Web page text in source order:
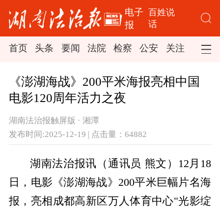
电子
报
百姓说
话
首页 头条 要闻 法院 检察 公安 关注 司法
《澎湖海战》200平米海报亮相中国
电影120周年活力之夜
湖南法治报触屏版 · 湘潭
发布时间:2025-12-19 | 点击量：64882
湖南法治报讯（通讯员 熊文）12月18
日，电影《澎湖海战》200平米巨幅片名海
报，亮相成都高新区万人体育中心"光影绽